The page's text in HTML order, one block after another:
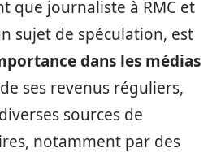
que journaliste à RMC et
sujet de spéculation, est
dans les médias
ses revenus réguliers,
sources de
notamment par des